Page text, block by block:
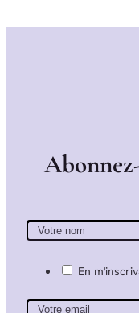
Abonnez
En